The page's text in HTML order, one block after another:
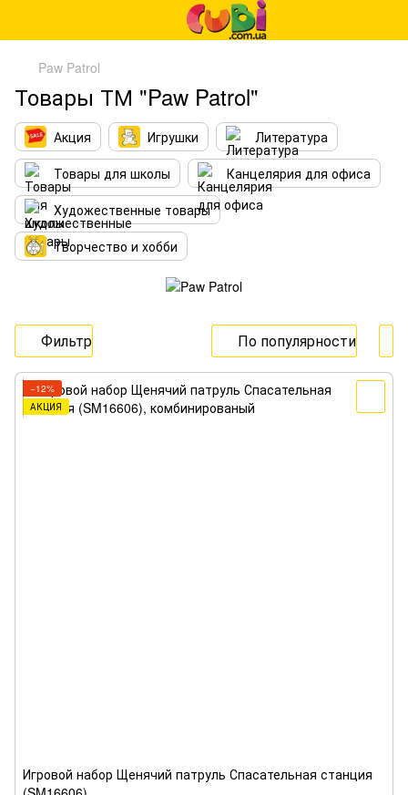
Paw Patrol
Товары ТМ "Paw Patrol"
Акция Игрушки
Литература
Товары для школы
Канцелярия для офиса
Художественные товары
Творчество и хобби
Фильтр По популярности
−12%
АКЦИЯ
Игровой набор Щенячий патруль Спасательная станция